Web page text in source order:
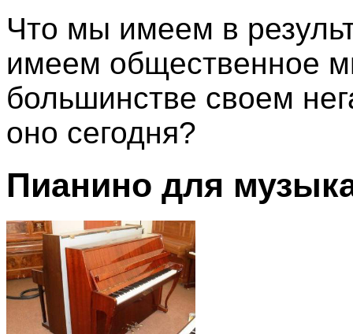
Что мы имеем в
имеем общественное
большинстве своем
оно сегодня?
Пианино для